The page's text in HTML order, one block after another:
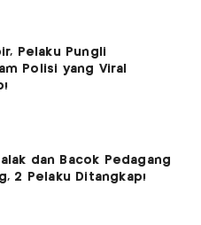
Pelaku Pungli
Polisi yang Viral
dan Bacok Pedagang
2 Pelaku Ditangkap!